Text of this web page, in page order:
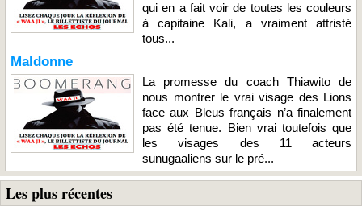
qui en a fait voir de toutes les couleurs
à capitaine Kali, a vraiment attristé
tous...
Maldonne
La promesse du coach Thiawito de
nous montrer le vrai visage des Lions
face aux Bleus français n’a finalement
pas été tenue. Bien vrai toutefois que
les visages des 11 acteurs
sunugaaliens sur le pré...
Les plus récentes